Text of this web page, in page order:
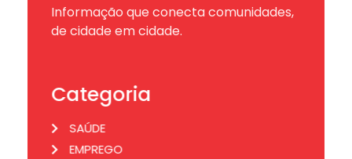
Informação que conecta comunidades,
de cidade em cidade.
Categoria
SAÚDE
EMPREGO